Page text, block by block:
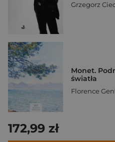
Grzegorz
Monet.
światła
Florence
172,99 zł